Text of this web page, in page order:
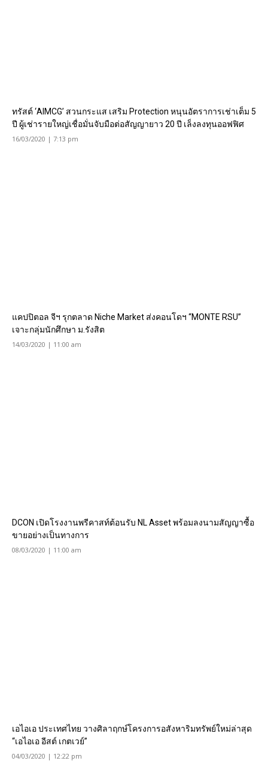
ทรัสต์ ‘AIMCG’ สวนกระแส เสริม Protection หนุนอัตราการเช่าเต็ม 5
ปี ผู้เช่ารายใหญ่เชื่อมั่นจับมือต่อสัญญายาว 20 ปี เล็งลงทุนออฟฟิศ
16/03/2020 | 7:13 pm
แคปปิตอล จีฯ รุกตลาด Niche Market ส่งคอนโดฯ “MONTE RSU”
เจาะกลุ่มนักศึกษา ม.รังสิต
14/03/2020 | 11:00 am
DCON เปิดโรงงานพรีคาสท์ต้อนรับ NL Asset พร้อมลงนามสัญญาซื้อ
ขายอย่างเป็นทางการ
08/03/2020 | 11:00 am
เอไอเอ ประเทศไทย วางศิลาฤกษ์โครงการอสังหาริมทรัพย์ใหม่ล่าสุด
“เอไอเอ อีสต์ เกตเวย์”
04/03/2020 | 12:22 pm